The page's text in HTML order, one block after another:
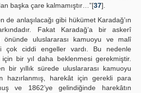
başka çare kalmamıştır…”[37].
de anlaşılacağı gibi hükümet Karadağ’ın
Fakat Karadağ’a bir askerî
önünde uluslararası kamuoyu ve malî
çok ciddi engeller vardı. Bu nedenle
bir yıl daha beklenmesi gerekmiştir.
bir yıllık sürede uluslararası kamuoyu
hazırlanmış, harekât için gerekli para
ve 1862’ye gelindiğinde harekâtın